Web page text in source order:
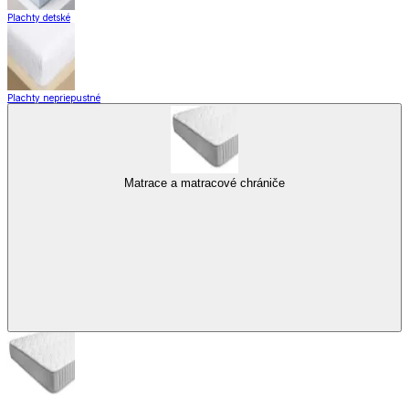
Plachty detské
Plachty nepriepustné
Matrace a matracové chrániče